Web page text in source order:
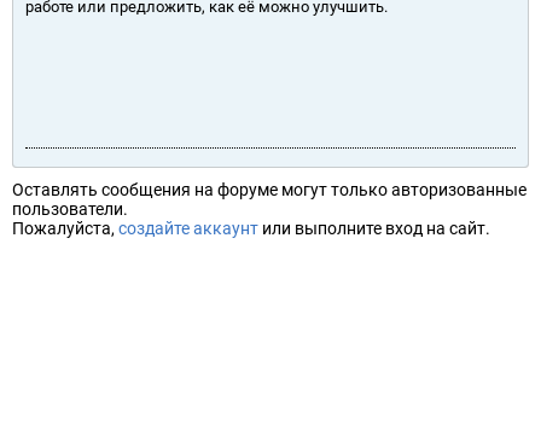
работе или предложить, как её можно улучшить.
Оставлять сообщения на форуме могут только авторизованные
пользователи.
Пожалуйста, создайте аккаунт или выполните вход на сайт.